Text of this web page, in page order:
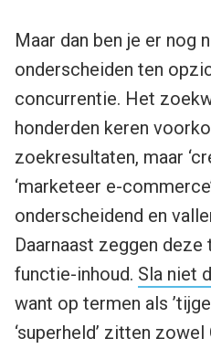
Maar dan ben je er nog
onderscheiden ten
concurrentie. Het
honderden keren
zoekresultaten, maar
‘marketeer e-
onderscheidend en
Daarnaast zeggen
functie-inhoud. Sla niet
want op termen als
‘superheld’ zitten